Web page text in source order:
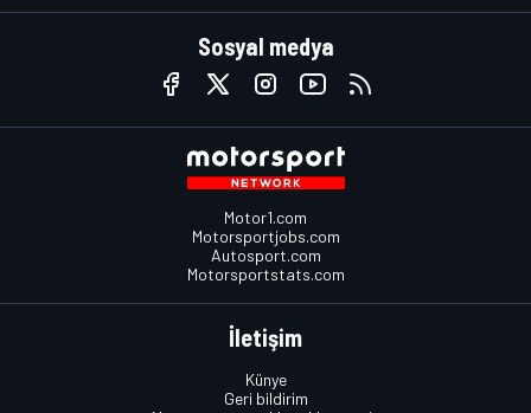
Sosyal medya
Motor1.com
Motorsportjobs.com
Autosport.com
Motorsportstats.com
İletişim
Künye
Geri bildirim